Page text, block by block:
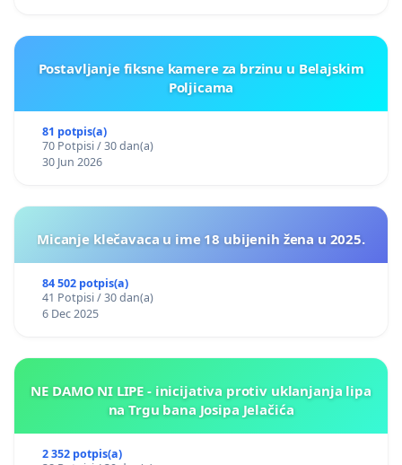
Postavljanje fiksne kamere za brzinu u Belajskim
Poljicama
81 potpis(a)
70 Potpisi / 30 dan(a)
30 Jun 2026
Micanje klečavaca u ime 18 ubijenih žena u 2025.
84 502 potpis(a)
41 Potpisi / 30 dan(a)
6 Dec 2025
NE DAMO NI LIPE - inicijativa protiv uklanjanja lipa
na Trgu bana Josipa Jelačića
2 352 potpis(a)